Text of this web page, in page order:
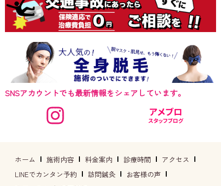
SNSアカウントでも最新情報をシェアしています。
ホーム 施術内容 料金案内 診療時間
アクセス
LINEでカンタン予約
訪問鍼灸
お客様の声